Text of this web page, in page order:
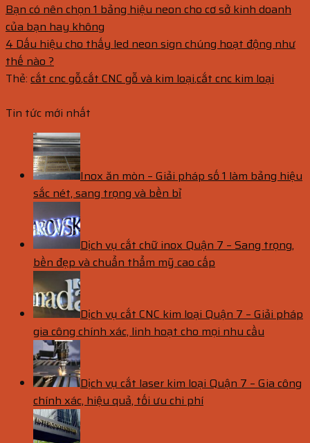
Bạn có nên chọn 1 bảng hiệu neon cho cơ sở kinh doanh
của bạn hay không
4 Dấu hiệu cho thấy led neon sign chúng hoạt động như
thế nào ?
Thẻ: cắt cnc gỗ,cắt CNC gỗ và kim loại,cắt cnc kim loại
Tin tức mới nhất
Inox ăn mòn – Giải pháp số 1 làm bảng hiệu
sắc nét, sang trọng và bền bỉ
Dịch vụ cắt chữ inox Quận 7 – Sang trọng,
bền đẹp và chuẩn thẩm mỹ cao cấp
Dịch vụ cắt CNC kim loại Quận 7 – Giải pháp
gia công chính xác, linh hoạt cho mọi nhu cầu
Dịch vụ cắt laser kim loại Quận 7 – Gia công
chính xác, hiệu quả, tối ưu chi phí